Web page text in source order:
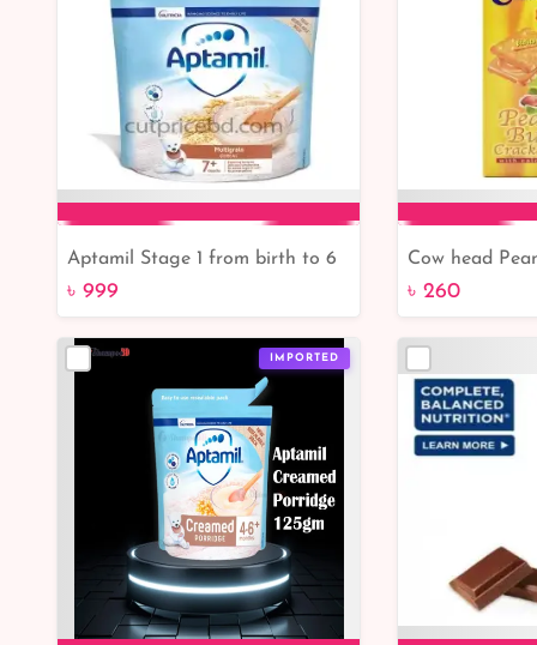
Add to Cart
Aptamil Stage 1 from birth to 6
month 800gm
৳ 999
Cow head
Crackers with
৳ 260
IMPORTED